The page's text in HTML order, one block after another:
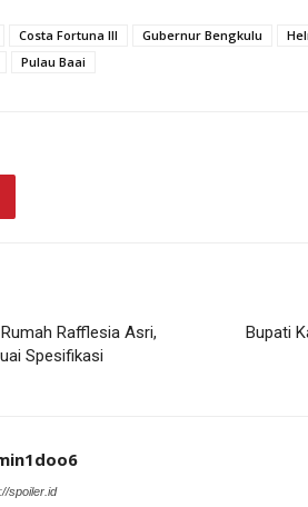
Costa Fortuna III Gubernur Bengkulu
Pulau Baai
Rafflesia Asri,
Spesifikasi
Bupati
spoiler.id